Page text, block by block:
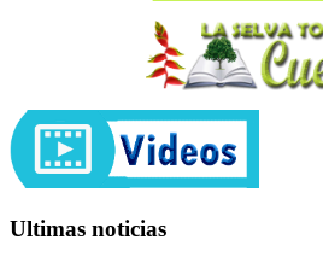
Ultimas noticias